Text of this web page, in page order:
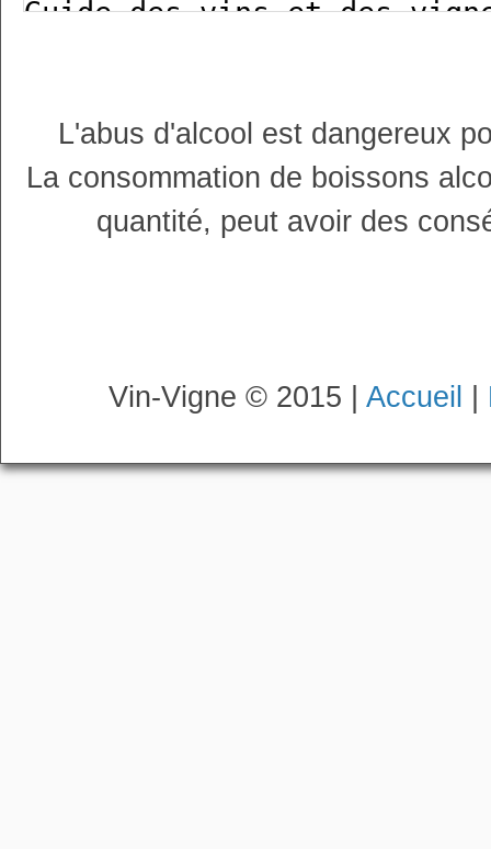
L'abus d'alcool est dangereux
La consommation de boissons
quantité, peut avoir des
Vin-Vigne © 2015 | Accueil